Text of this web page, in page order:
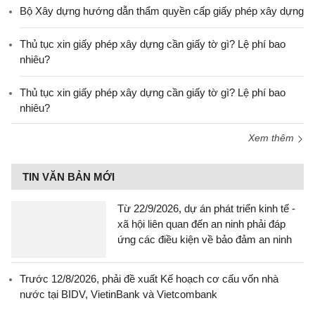
Bộ Xây dựng hướng dẫn thẩm quyền cấp giấy phép xây dựng
Thủ tục xin giấy phép xây dựng cần giấy tờ gì? Lệ phí bao
nhiêu?
Thủ tục xin giấy phép xây dựng cần giấy tờ gì? Lệ phí bao
nhiêu?
Xem thêm
TIN VĂN BẢN MỚI
Từ 22/9/2026, dự án phát triển kinh tế -
xã hội liên quan đến an ninh phải đáp
ứng các điều kiện về bảo đảm an ninh
Trước 12/8/2026, phải đề xuất Kế hoạch cơ cấu vốn nhà
nước tại BIDV, VietinBank và Vietcombank